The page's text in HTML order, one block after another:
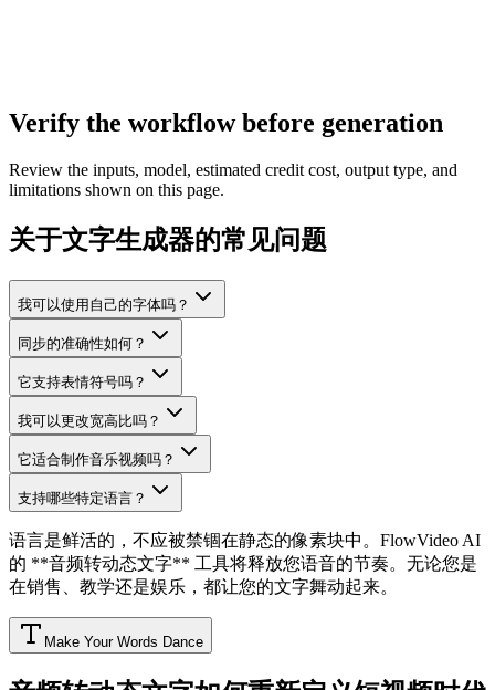
Verify the workflow before generation
Review the inputs, model, estimated credit cost, output type, and
limitations shown on this page.
关于文字生成器的常见问题
我可以使用自己的字体吗？
同步的准确性如何？
它支持表情符号吗？
我可以更改宽高比吗？
它适合制作音乐视频吗？
支持哪些特定语言？
语言是鲜活的，不应被禁锢在静态的像素块中。FlowVideo AI
的 **音频转动态文字** 工具将释放您语音的节奏。无论您是
在销售、教学还是娱乐，都让您的文字舞动起来。
Make Your Words Dance